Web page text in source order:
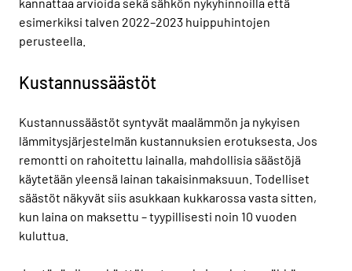
esimerkiksi talven 2022–2023 huippuhintojen
perusteella.
Kustannussäästöt
Kustannussäästöt syntyvät maalämmön ja nykyisen
lämmitysjärjestelmän kustannuksien erotuksesta. Jos
remontti on rahoitettu lainalla, mahdollisia säästöjä
käytetään yleensä lainan takaisinmaksuun. Todelliset
säästöt näkyvät siis asukkaan kukkarossa vasta sitten,
kun laina on maksettu – tyypillisesti noin 10 vuoden
kuluttua.